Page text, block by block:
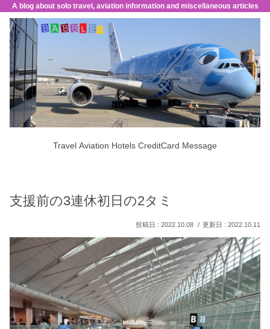
A blog about solo travel, aviation information and miscellaneous articles
Travel Aviation Hotels CreditCard Message
支援前の3連休初日の2タミ
2022.10.08 2022.10.11